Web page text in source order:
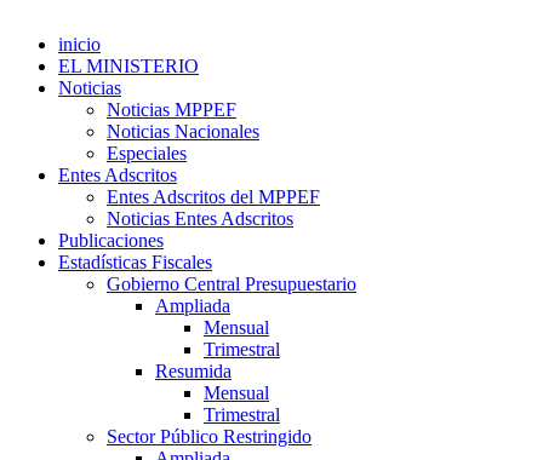
inicio
EL MINISTERIO
Noticias
Noticias MPPEF
Noticias Nacionales
Especiales
Entes Adscritos
Entes Adscritos del MPPEF
Noticias Entes Adscritos
Publicaciones
Estadísticas Fiscales
Gobierno Central Presupuestario
Ampliada
Mensual
Trimestral
Resumida
Mensual
Trimestral
Sector Público Restringido